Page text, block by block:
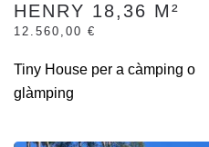
HENRY 18,36 M²
12.560,00 €
Tiny House per a càmping o
glàmping